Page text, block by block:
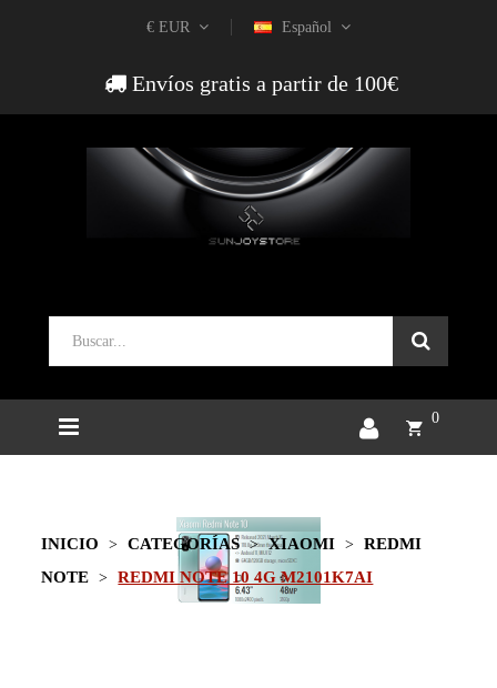
€ EUR Español
Envíos gratis a partir de 100€
0
INICIO CATEGORÍAS XIAOMI
REDMI
NOTE
REDMI NOTE 10 4G M2101K7AI